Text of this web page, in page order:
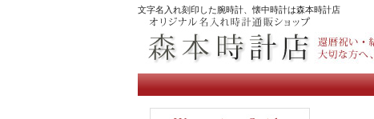
文字名入れ刻印した腕時計、懐中時計は森本時計店